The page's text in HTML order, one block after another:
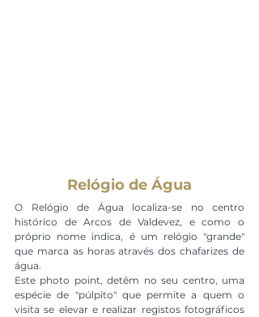
Relógio de Água
O Relógio de Água localiza-se no centro
histórico de Arcos de Valdevez, e como o
próprio nome indica, é um relógio "grande"
que marca as horas através dos chafarizes de
água.
Este photo point, detêm no seu centro, uma
espécie de "púlpito" que permite a quem o
visita se elevar e realizar registos fotográficos